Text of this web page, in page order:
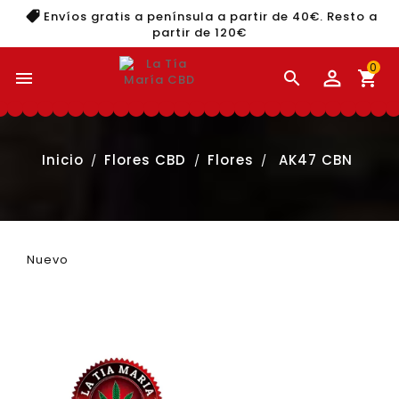
Envíos gratis a península a partir de 40€. Resto a
partir de 120€
  shopping_cart
0
Inicio Flores CBD Flores AK47 CBN
Nuevo